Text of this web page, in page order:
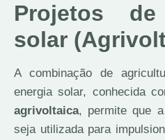
Projetos
solar
A combinação de
energia solar, conhecida
agrivoltaica, permite que
seja utilizada para